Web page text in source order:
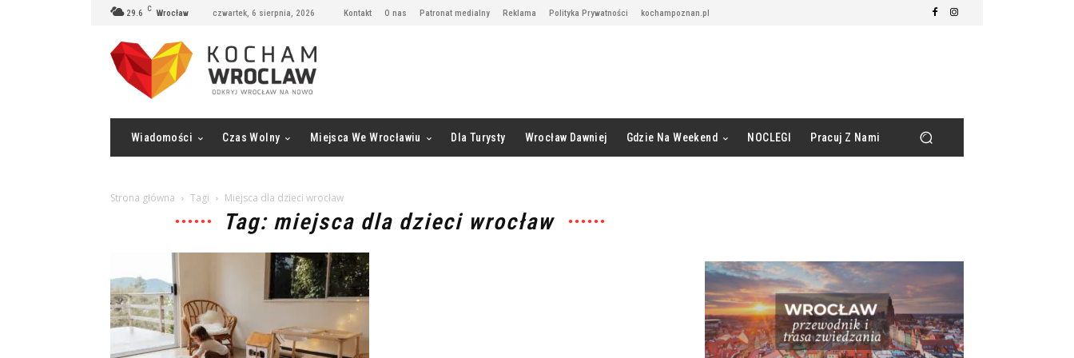
29.6 C Wrocław czwartek, 6 sierpnia, 2026 Kontakt O nas Patronat medialny Reklama Polityka Prywatności kochampoznan.pl
Wiadomości Czas Wolny Miejsca We Wrocławiu Dla Turysty Wrocław Dawniej Gdzie Na Weekend NOCLEGI Pracuj Z Nami
Strona główna Tagi Miejsca dla dzieci wrocław
Tag: miejsca dla dzieci wrocław